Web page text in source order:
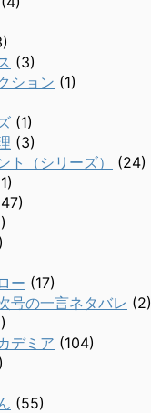
(3)
ション (1)
(1)
(3)
ト（シリーズ）
(24)
ー (17)
号の一言ネタバレ (2)
デミア (104)
(55)